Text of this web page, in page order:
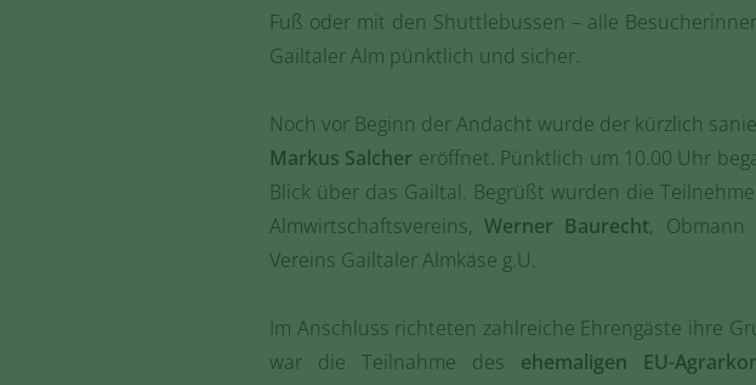
Fuß oder mit den Shuttlebussen – alle
Gailtaler Alm pünktlich und sicher.
Noch vor Beginn der Andacht wurde der kürzlich
Markus Salcher eröffnet. Pünktlich um 10.00 Uhr
Blick über das Gailtal. Begrüßt wurden die
Almwirtschaftsvereins,Werner Baurecht, Obmann
Vereins Gailtaler Almkäse g.U.
Im Anschluss richteten zahlreiche Ehrengäste ihre
war die Teilnahme des ehemaligen EU-